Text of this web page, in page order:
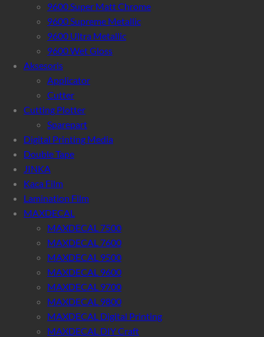
9600 Super Matt Chrome
9600 Supreme Metallic
9600 Ultra Metallic
9600 Wet Gloss
Aksesoris
Applicator
Cutter
Cutting Plotter
Sparepart
Digital Printing Media
Double Tape
JINKA
Kaca Film
Lamination Film
MAXDECAL
MAXDECAL 7500
MAXDECAL 7600
MAXDECAL 9500
MAXDECAL 9600
MAXDECAL 9700
MAXDECAL 9800
MAXDECAL Digital Printing
MAXDECAL DIY Craft